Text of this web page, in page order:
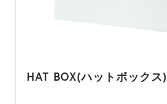
HAT BOX(ハットボックス)